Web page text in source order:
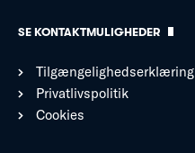
SE KONTAKTMULIGHEDER
Tilgængelighedserklæring
Privatlivspolitik
Cookies